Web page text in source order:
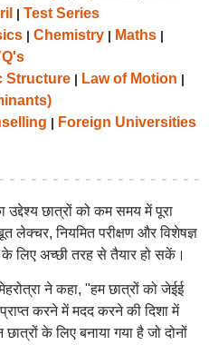
| Test Series
| Chemistry| Maths|
Structure| Law of Motion |
| Foreign Universities
छात्रों को कम समय में पूरा
नियमित परीक्षण और विशेषज्ञ
के लिए अच्छी तरह से तैयार हो सकें।
ने कहा, "हम छात्रों को जेईई
करने में मदद करने की दिशा में
के लिए बनाया गया है जो दोनों